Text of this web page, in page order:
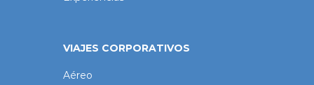
VIAJES CORPORATIVOS
Aéreo